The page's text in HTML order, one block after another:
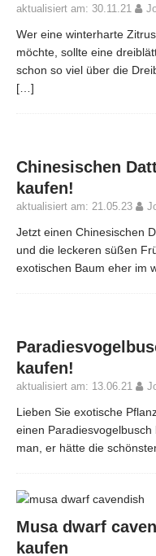
aktualisiert am: 30.11.21
Wer eine winterharte
möchte, sollte eine
schon so viel über die
[…]
Chinesischen
kaufen!
aktualisiert am: 21.05.23
Jetzt einen Chinesischen
und die leckeren süßen
exotischen Baum eher im
kaufen!
aktualisiert am: 13.06.21
Lieben Sie exotische
einen
man, er hätte die
Musa dwarf
kaufen